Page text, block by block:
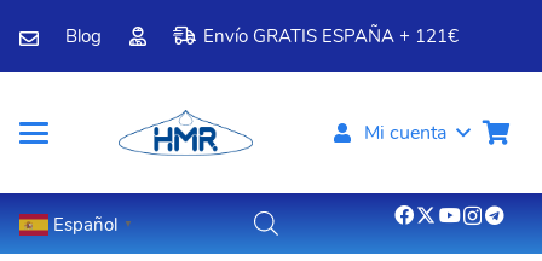
Blog Envío GRATIS ESPAÑA + 121€
Mi cuenta
Español ▼